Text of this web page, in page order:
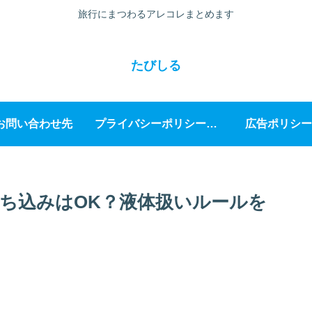
旅行にまつわるアレコレまとめます
たびしる
問い合わせ先 プライバシーポリシー・免責事項 広告ポリシー
込みはOK？液体扱いルールを